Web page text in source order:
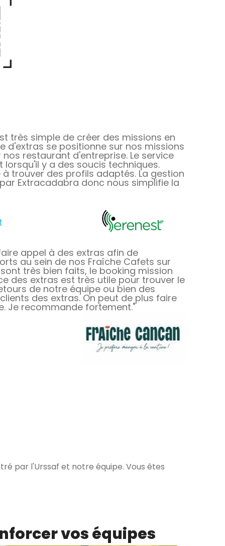
très simple de créer des missions en
d'extras se positionne sur nos missions
restaurant d'entreprise. Le service
y a des soucis techniques.
trouver des profils adaptés. La gestion
Extracadabra donc nous simplifie la
appel à des extras afin de
au sein de nos Fraîche Cafets sur
très bien faits, le booking mission
des extras est très utile pour trouver le
de notre équipe ou bien des
des extras. On peut de plus faire
Je recommande fortement."
par l'Urssaf et notre équipe. Vous êtes
vos équipes